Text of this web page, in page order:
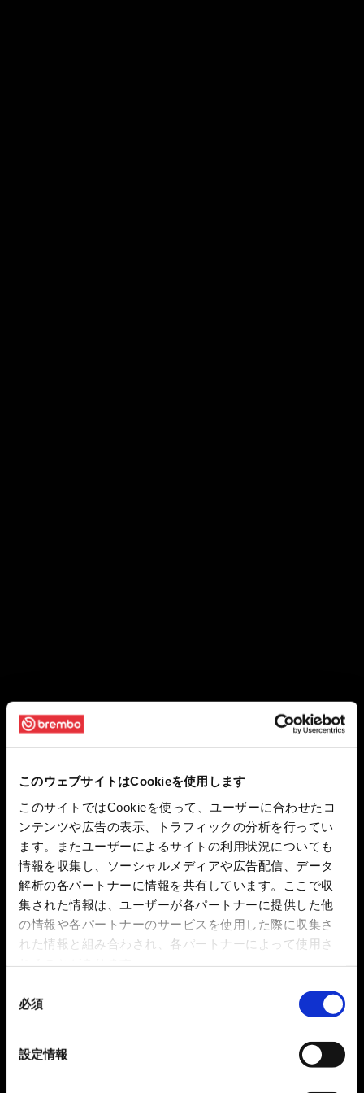
このウェブサイトはCookieを使用します
このサイトではCookieを使って、ユーザーに合わせたコ
ンテンツや広告の表示、トラフィックの分析を行ってい
ます。またユーザーによるサイトの利用状況についても
情報を収集し、ソーシャルメディアや広告配信、データ
解析の各パートナーに情報を共有しています。ここで収
集された情報は、ユーザーが各パートナーに提供した他
の情報や各パートナーのサービスを使用した際に収集さ
れた情報と組み合わされ、各パートナーによって使用さ
必須
設定情報